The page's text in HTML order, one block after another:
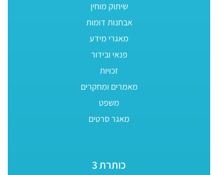
שיתוק מוחין
אבחנות דומות
מאגרי מידע
פנאי ובידור
זכויות
מאמרים ומחקרים
משפט
מאגר סרטים
כותרת 3